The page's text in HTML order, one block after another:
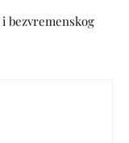
bezvremenskog